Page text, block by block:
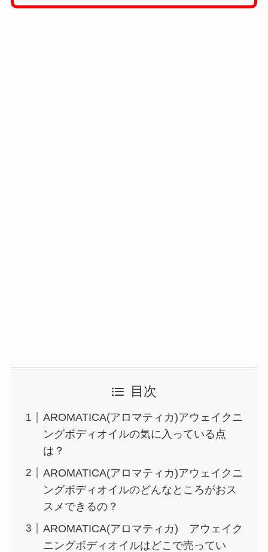
目次
AROMATICA(アロマティカ)アウェイクニ
ングボディオイルの気に入っている点
は？
AROMATICA(アロマティカ)アウェイクニ
ングボディオイルのどんなところがおス
スメできるの？
AROMATICA(アロマティカ) アウェイク
ニングボディオイルはどこで売ってい